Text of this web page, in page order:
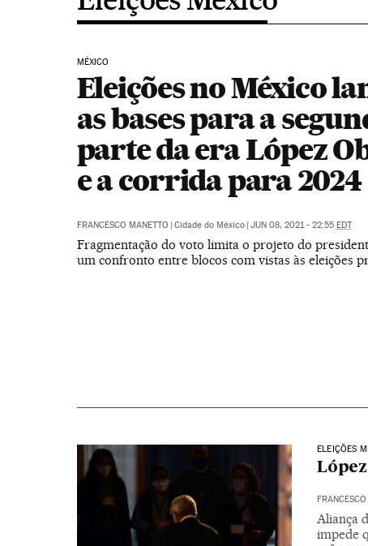
MÉXICO
Eleições no México
as bases para a
parte da era López
e a corrida para 2024
FRANCESCO MANETTO | Cidade do México | JUN 08, 2021 - 22:55 EDT
Fragmentação do voto limita o projeto do
um confronto entre blocos com vistas às eleições
ELEIÇÕES
Aliança
impede